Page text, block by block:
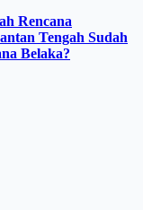
Rencana
Tengah Sudah
Belaka?